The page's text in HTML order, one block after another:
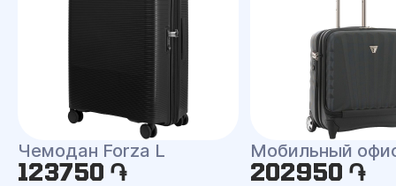
Чемодан Forza L
123750 ֏
Мобильный
202950 ֏